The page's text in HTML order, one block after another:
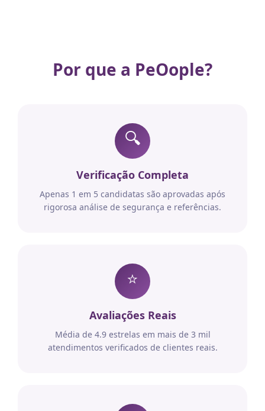
Por que a PeOople?
🔍
Verificação Completa
Apenas 1 em 5 candidatas são aprovadas após
rigorosa análise de segurança e referências.
⭐
Avaliações Reais
Média de 4.9 estrelas em mais de 3 mil
atendimentos verificados de clientes reais.